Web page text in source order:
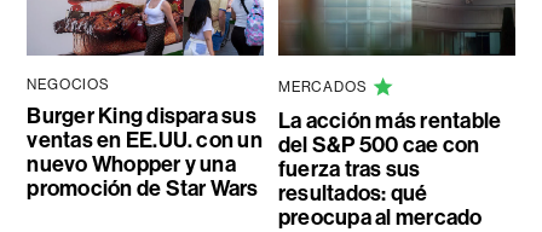
NEGOCIOS
Burger King dispara sus
ventas en EE.UU. con un
nuevo Whopper y una
promoción de Star Wars
MERCADOS
La acción más rentable
del S&P 500 cae con
fuerza tras sus
resultados: qué
preocupa al mercado